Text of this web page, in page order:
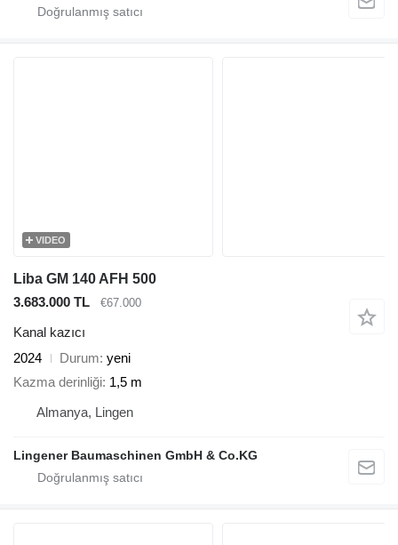
VIDEO
Liba GM 140 AFH 500
3.683.000 TL
€67.000
Kanal kazıcı
2024
Durum yeni
Kazma derinliği 1,5 m
Almanya, Lingen
Lingener Baumaschinen GmbH & Co.KG